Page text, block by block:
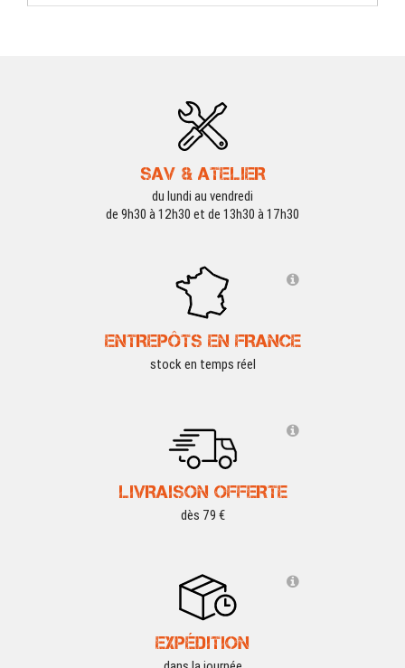
SAV & ATELIER
du lundi au vendredi
de 9h30 à 12h30 et de 13h30 à 17h30
ENTREPÔTS EN FRANCE
stock en temps réel
LIVRAISON OFFERTE
dès 79 €
EXPÉDITION